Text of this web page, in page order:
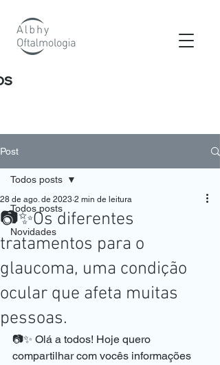
Post
Todos posts
Novidades
Todos posts
📷✨Os diferentes
tratamentos para o
glaucoma, uma condição
ocular que afeta muitas
pessoas.
28 de ago. de 2023 2 min de leitura
📷✨ Olá a todos! Hoje quero
compartilhar com vocês informações